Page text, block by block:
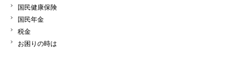
国民健康保険
国民年金
税金
お困りの時は